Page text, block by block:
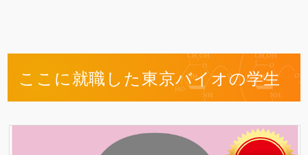
ここに就職した東京バイオの学生